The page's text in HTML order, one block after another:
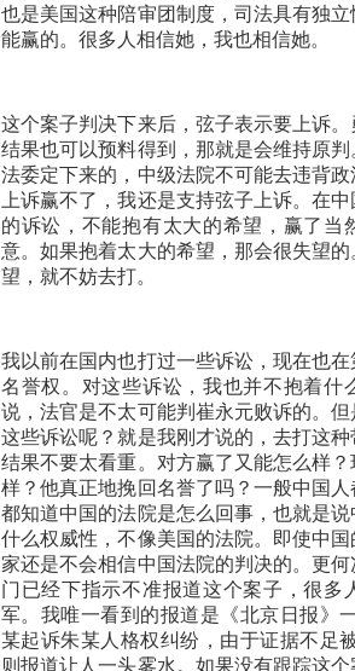
也是美国这种陪审团制度，司法具有独
能赢的。很多人相信她，我也相信她。
这个案子判决下来后，弦子表示要上诉
结果也可以预料得到，那就是会维持原
法委定下来的，中级法院不可能去违背
上诉赢不了，我还是支持弦子上诉。在
的诉讼，不能抱有太大的希望，赢了当
意。如果抱着太大的希望，那会很失望
望，就不妨去打。
我以前在国内也打过一些诉讼，现在也
名誉权。对这些诉讼，我也并不抱着什
说，法官是不太可能判崔永元败诉的。
这些诉讼呢？就是我刚才说的，去打这
结果不要太看重。对方赢了又能怎么样
样？他真正地挽回名誉了吗？一般中国
都知道中国的法院是怎么回事，也就是
什么权威性，不像美国的法院。即使中
家还是不会相信中国法院的判决的。更
门已经下指示不准报道这个案子，很多
军。我唯一看到的报道是《北京日报》
某起诉朱某人格权纠纷，由于证据不足
则报道让人一头雾水。如果没有跟踪这